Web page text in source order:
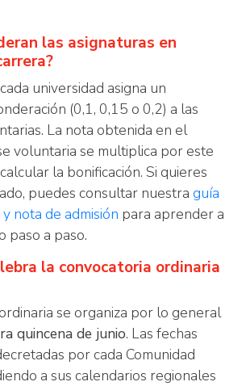
las asignaturas en
universidad asigna un
(0,1, 0,15 o 0,2) a las
La nota obtenida en el
voluntaria se multiplica por este
la bonificación. Si quieres
puedes consultar nuestra guía
nota de admisión para aprender a
paso a paso.
la convocatoria ordinaria
se organiza por lo general
quincena de junio. Las fechas
por cada Comunidad
a sus calendarios regionales